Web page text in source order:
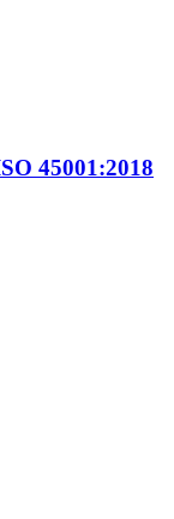
45001:2018